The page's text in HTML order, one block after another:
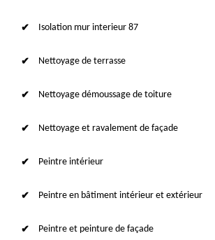
Isolation mur interieur 87
Nettoyage de terrasse
Nettoyage démoussage de toiture
Nettoyage et ravalement de façade
Peintre intérieur
Peintre en bâtiment intérieur et extérieur
Peintre et peinture de façade